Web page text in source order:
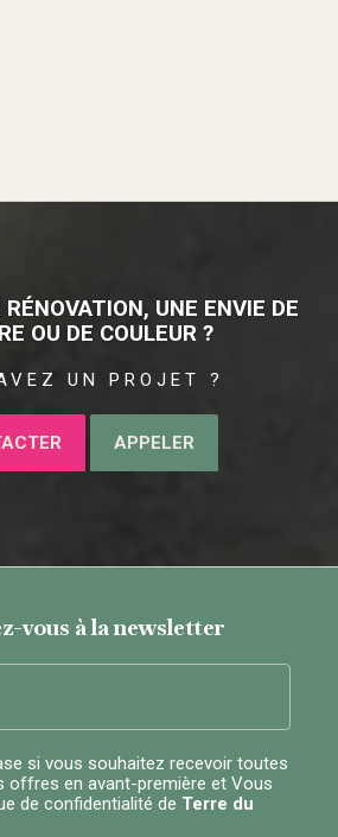
UNE ENVIE DE
OU DE COULEUR ?
UN PROJET ?
APPELER
vous à la newsletter
si vous souhaitez recevoir toutes
offres en avant-première et Vous
de confidentialité de Terre du